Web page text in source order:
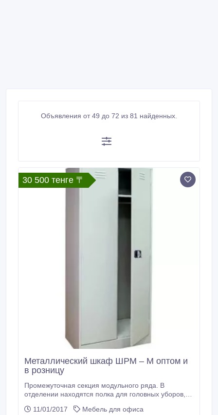
Объявления от 49 до 72 из 81 найденных.
30 500 тенге 〒
Металлический шкаф ШРМ – М оптом и
в розницу
Промежуточная секция модульного ряда. В
отделении находятся полка для головных уборов,
вешалки. Отделение шкафа оснащено
11/01/2017
Мебель для офиса